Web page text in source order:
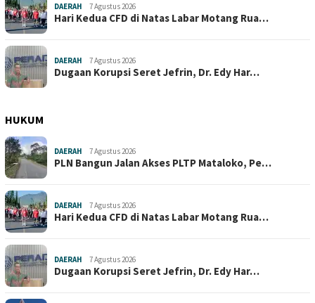
DAERAH 7 Agustus 2026
Hari Kedua CFD di Natas Labar Motang Rua…
DAERAH 7 Agustus 2026
Dugaan Korupsi Seret Jefrin, Dr. Edy Har…
HUKUM
DAERAH 7 Agustus 2026
PLN Bangun Jalan Akses PLTP Mataloko, Pe…
DAERAH 7 Agustus 2026
Hari Kedua CFD di Natas Labar Motang Rua…
DAERAH 7 Agustus 2026
Dugaan Korupsi Seret Jefrin, Dr. Edy Har…